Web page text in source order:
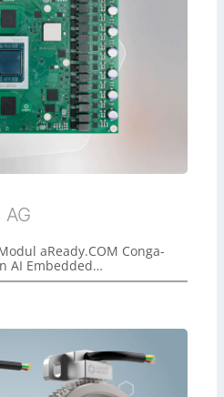
aReady.COM Conga-
AI Embedded…